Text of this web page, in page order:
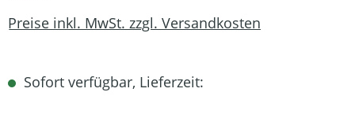
Preise inkl. MwSt. zzgl. Versandkosten
Sofort verfügbar, Lieferzeit: